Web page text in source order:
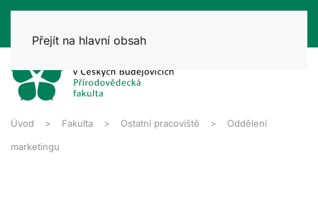
Přejít na hlavní obsah
Úvod Fakulta Ostatní pracoviště Oddělení
marketingu